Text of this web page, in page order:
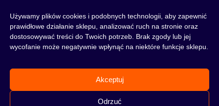
Używamy plików cookies i podobnych technologii, aby zapewnić
prawidłowe działanie sklepu, analizować ruch na stronie oraz
dostosowywać treści do Twoich potrzeb. Brak zgody lub jej
wycofanie może negatywnie wpłynąć na niektóre funkcje sklepu.
Akceptuj
Odrzuć
to miejsce jest idealne dla Ciebie! Odwiedź nasz
artykułów, albo nie czekaj i od razu przejdź do naszego shisha-sklepu i zacznij zakupy.